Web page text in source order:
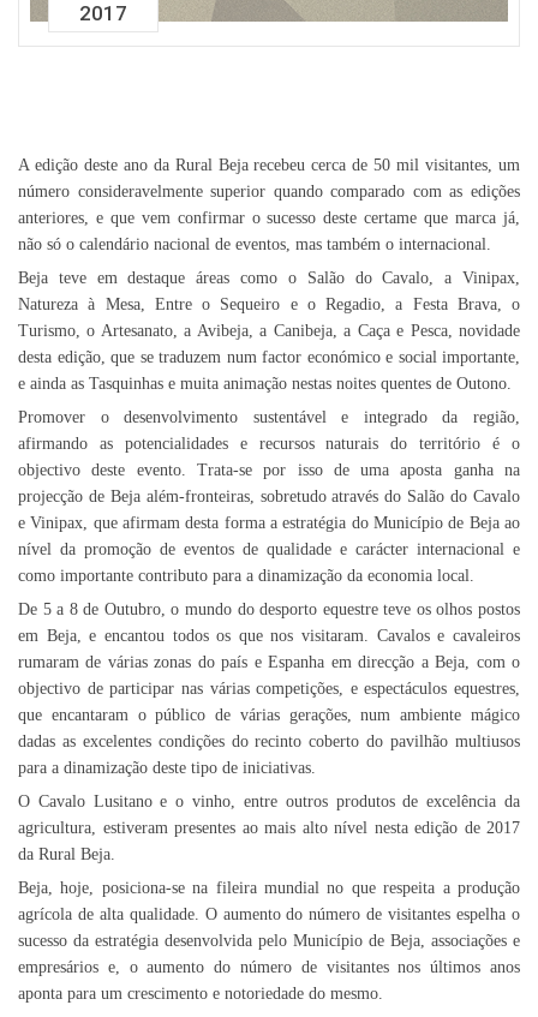
2017
A edição deste ano da Rural Beja recebeu cerca de 50 mil visitantes, um
número consideravelmente superior quando comparado com as edições
anteriores, e que vem confirmar o sucesso deste certame que marca já,
não só o calendário nacional de eventos, mas também o internacional.
Beja teve em destaque áreas como o Salão do Cavalo, a Vinipax,
Natureza à Mesa, Entre o Sequeiro e o Regadio, a Festa Brava, o
Turismo, o Artesanato, a Avibeja, a Canibeja, a Caça e Pesca, novidade
desta edição, que se traduzem num factor económico e social importante,
e ainda as Tasquinhas e muita animação nestas noites quentes de Outono.
Promover o desenvolvimento sustentável e integrado da região,
afirmando as potencialidades e recursos naturais do território é o
objectivo deste evento. Trata-se por isso de uma aposta ganha na
projecção de Beja além-fronteiras, sobretudo através do Salão do Cavalo
e Vinipax, que afirmam desta forma a estratégia do Município de Beja ao
nível da promoção de eventos de qualidade e carácter internacional e
como importante contributo para a dinamização da economia local.
De 5 a 8 de Outubro, o mundo do desporto equestre teve os olhos postos
em Beja, e encantou todos os que nos visitaram. Cavalos e cavaleiros
rumaram de várias zonas do país e Espanha em direcção a Beja, com o
objectivo de participar nas várias competições, e espectáculos equestres,
que encantaram o público de várias gerações, num ambiente mágico
dadas as excelentes condições do recinto coberto do pavilhão multiusos
para a dinamização deste tipo de iniciativas.
O Cavalo Lusitano e o vinho, entre outros produtos de excelência da
agricultura, estiveram presentes ao mais alto nível nesta edição de 2017
da Rural Beja.
Beja, hoje, posiciona-se na fileira mundial no que respeita a produção
agrícola de alta qualidade. O aumento do número de visitantes espelha o
sucesso da estratégia desenvolvida pelo Município de Beja, associações e
empresários e, o aumento do número de visitantes nos últimos anos
aponta para um crescimento e notoriedade do mesmo.